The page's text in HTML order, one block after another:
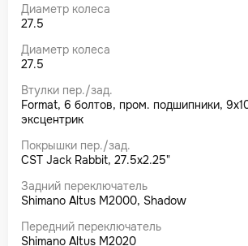
Диаметр колеса
27.5
Диаметр колеса
27.5
Втулки пер./зад.
Format, 6 болтов, пром. подшипники,
эксцентрик
Покрышки пер./зад.
CST Jack Rabbit, 27.5x2.25"
Задний переключатель
Shimano Altus M2000, Shadow
Передний переключатель
Shimano Altus M2020